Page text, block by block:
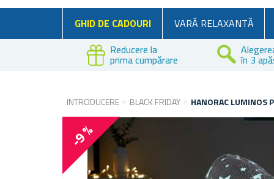
GHID DE CADOURI VARĂ RELAXANTĂ
Reducere la
prima cumpărare în 3
INTRODUCERE BLACK FRIDAY HANORAC LUMINOS
-9 %